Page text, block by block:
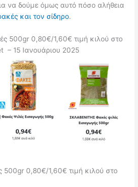
να δούμε όμως αυτό πόσο αλήθεια
και τον σίδηρο.
500gr 0,80€/1,60€ τιμή κιλού στο
– 15 Ιανουάριου 2025
500gr 0,80€/1,60€ τιμή κιλού στο